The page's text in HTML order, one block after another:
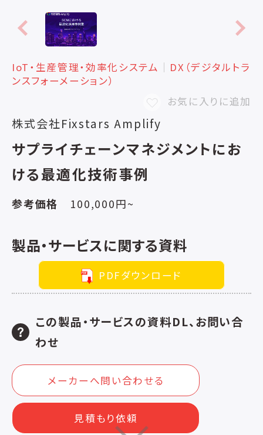
IoT・生産管理・効率化システム │ DX（デジタルトラ
ンスフォーメーション）
お気に入りに追加
株式会社Fixstars Amplify
サプライチェーンマネジメントにお
ける最適化技術事例
参考価格 100,000円~
製品・サービスに関する資料
PDFダウンロード
この製品・サービスの資料DL、お問い合
わせ
メーカーへ問い合わせる
見積もり依頼